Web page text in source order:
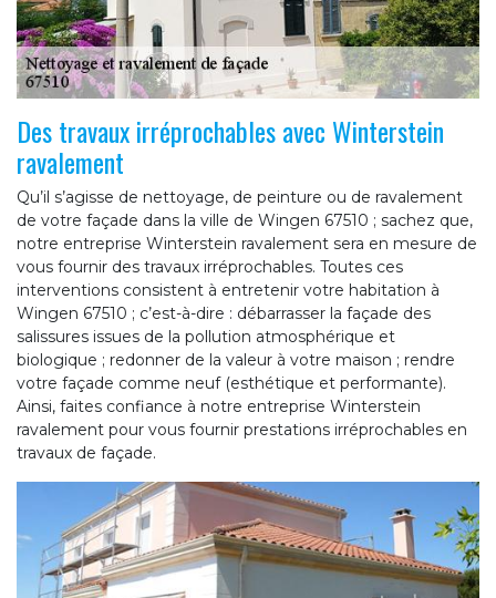
Des travaux irréprochables avec Winterstein
ravalement
Qu’il s’agisse de nettoyage, de peinture ou de ravalement
de votre façade dans la ville de Wingen 67510 ; sachez que,
notre entreprise Winterstein ravalement sera en mesure de
vous fournir des travaux irréprochables. Toutes ces
interventions consistent à entretenir votre habitation à
Wingen 67510 ; c’est-à-dire : débarrasser la façade des
salissures issues de la pollution atmosphérique et
biologique ; redonner de la valeur à votre maison ; rendre
votre façade comme neuf (esthétique et performante).
Ainsi, faites confiance à notre entreprise Winterstein
ravalement pour vous fournir prestations irréprochables en
travaux de façade.